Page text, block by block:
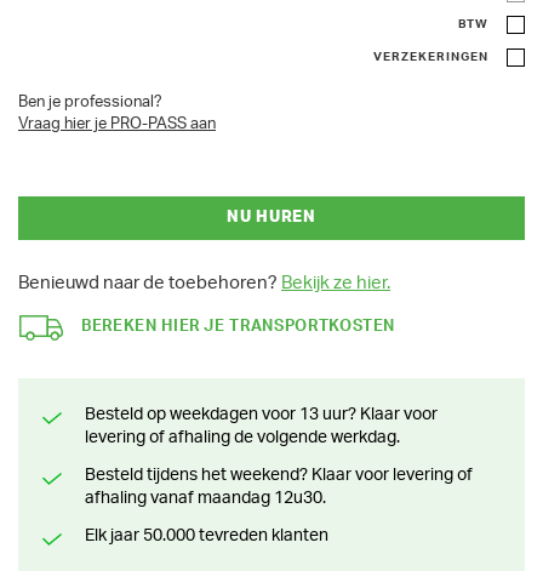
BTW
VERZEKERINGEN
Ben je professional?
Vraag hier je PRO-PASS aan
NU HUREN
Benieuwd naar de toebehoren? Bekijk ze hier.
BEREKEN HIER JE TRANSPORTKOSTEN
Besteld op weekdagen voor 13 uur? Klaar voor
levering of afhaling de volgende werkdag.
Besteld tijdens het weekend? Klaar voor levering of
afhaling vanaf maandag 12u30.
Elk jaar 50.000 tevreden klanten